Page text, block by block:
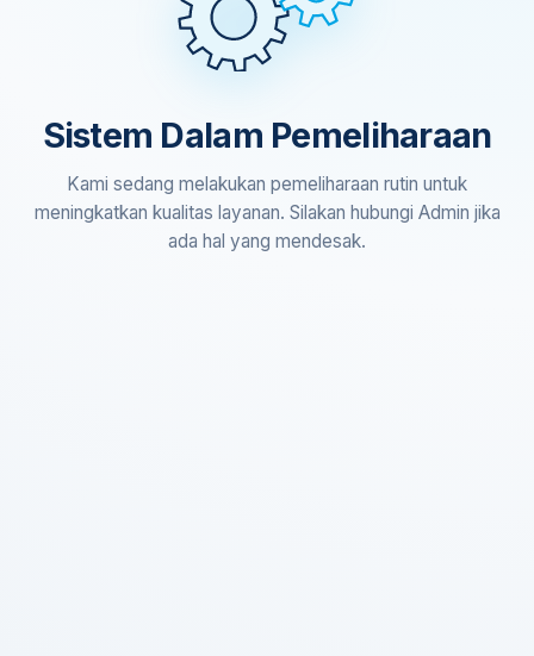
Sistem Dalam Pemeliharaan
Kami sedang melakukan pemeliharaan rutin untuk
meningkatkan kualitas layanan. Silakan hubungi Admin jika
ada hal yang mendesak.